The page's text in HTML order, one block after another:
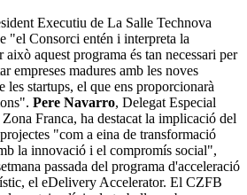
Executiu de La Salle Technova
"el Consorci entén i interpreta la
aquest programa és tan necessari per
empreses madures amb les noves
les startups, el que ens proporcionarà
Pere Navarro, Delegat Especial
Franca, ha destacat la implicació del
"com a eina de transformació
la innovació i el compromís social",
passada del programa d'acceleració
el eDelivery Accelerator. El CZFB